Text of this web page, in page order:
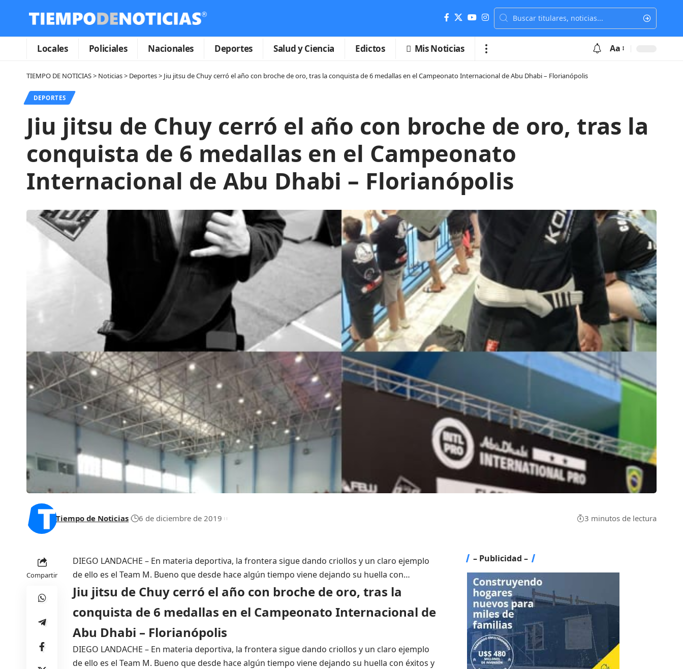
Locales Policiales Nacionales Deportes Salud y Ciencia Edictos Mis Noticias Aa
TIEMPO DE NOTICIAS> Noticias> Deportes> Jiu jitsu de Chuy cerró el año con broche de oro, tras la conquista de 6 medallas en el Campeonato Internacional de Abu Dhabi – Florianópolis
DEPORTES
Jiu jitsu de Chuy cerró el año con broche de oro, tras la
conquista de 6 medallas en el Campeonato
Internacional de Abu Dhabi – Florianópolis
Tiempo de Noticias 6 de diciembre de 2019 3 minutos de lectura
Compartir
DIEGO LANDACHE – En materia deportiva, la frontera sigue dando criollos y un claro ejemplo
de ello es el Team M. Bueno que desde hace algún tiempo viene dejando su huella con…
Jiu jitsu de Chuy cerró el año con broche de oro, tras la
conquista de 6 medallas en el Campeonato Internacional de
Abu Dhabi – Florianópolis
DIEGO LANDACHE – En materia deportiva, la frontera sigue dando criollos y un claro ejemplo
de ello es el Team M. Bueno que desde hace algún tiempo viene dejando su huella con éxitos y
– Publicidad –